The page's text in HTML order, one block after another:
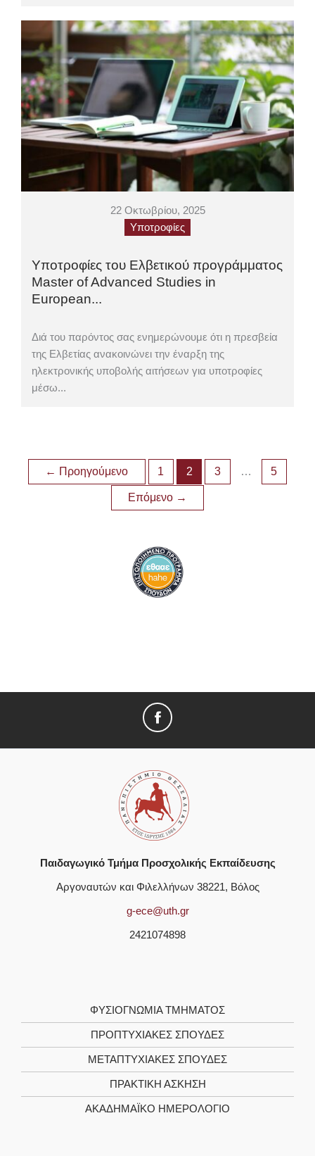
22 Οκτωβρίου, 2025
Υποτροφίες
Υποτροφίες του Ελβετικού προγράμματος
Master of Advanced Studies in
European...
Διά του παρόντος σας ενημερώνουμε ότι η πρεσβεία
της Ελβετίας ανακοινώνει την έναρξη της
ηλεκτρονικής υποβολής αιτήσεων για υποτροφίες
μέσω...
← Προηγούμενο 1 2 3 … 5
Επόμενο →
Παιδαγωγικό Τμήμα Προσχολικής Εκπαίδευσης
Αργοναυτών και Φιλελλήνων 38221, Βόλος
g-ece@uth.gr
2421074898
ΦΥΣΙΟΓΝΩΜΊΑ TΜΉΜΑΤΟΣ
ΠΡΟΠΤΥΧΙΑΚΈΣ ΣΠΟΥΔΈΣ
ΜΕΤΑΠΤΥΧΙΑΚΈΣ ΣΠΟΥΔΈΣ
ΠΡΑΚΤΙΚΉ ΆΣΚΗΣΗ
ΑΚΑΔΗΜΑΪΚΌ ΗΜΕΡΟΛΌΓΙΟ